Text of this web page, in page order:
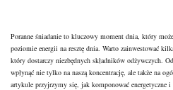
Poranne śniadanie to kluczowy moment dnia, który
poziomie energii na resztę dnia. Warto zainwestować
który dostarczy niezbędnych składników odżywczych.
wpłynąć nie tylko na naszą koncentrację, ale także na
artykule przyjrzymy się, jak komponować energetyczne